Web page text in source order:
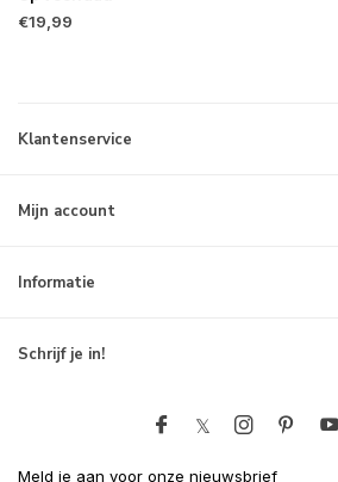
€19,99
Klantenservice
Mijn account
Informatie
Schrijf je in!
Meld je aan voor onze nieuwsbrief